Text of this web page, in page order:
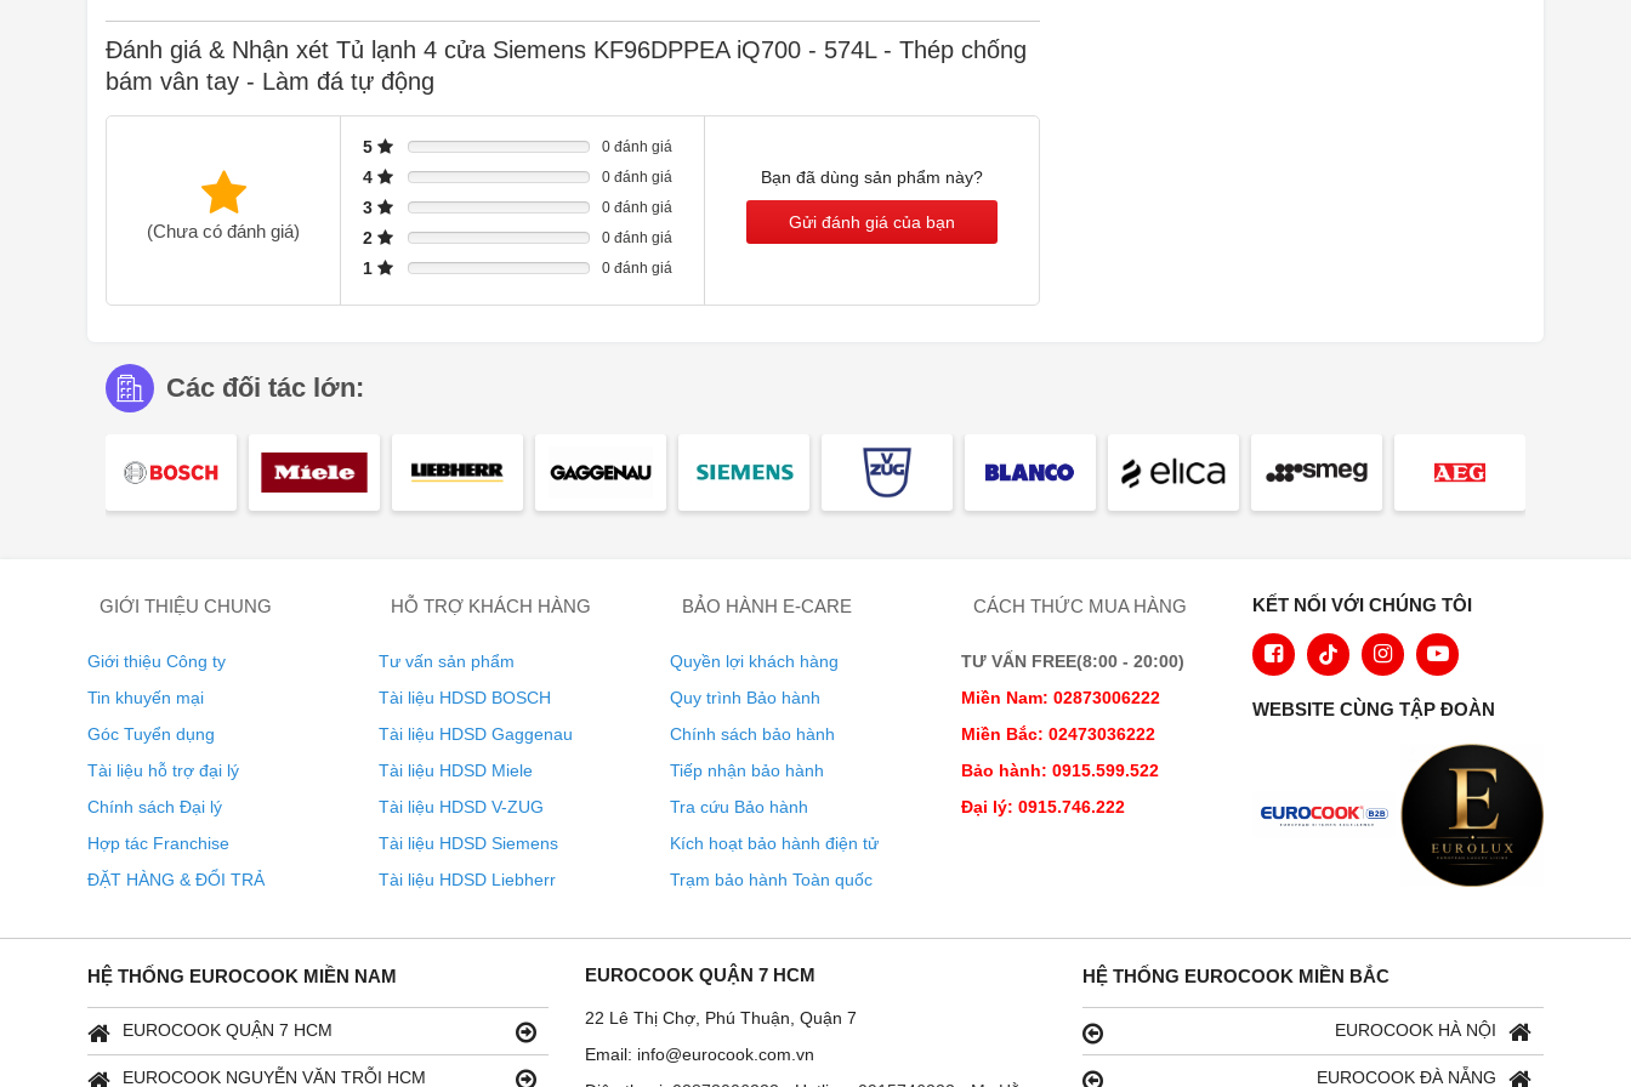
nào một cách dễ dàng.
Hệ thống HyperFresh <0 °C>
cung cấp khí lạnh riêng. Nó giữ cho trái cây và rau quả tươi lâu hơn và cung cấp đủ không gian để lưu trữ thực phẩm
Công nghệ NoFrost
Đánh giá & Nhận xét Tủ lạnh 4 cửa Siemens KF96DPPEA iQ700 - 574L - Thép chống
bám vân tay - Làm đá tự động
(Chưa có đánh giá)
5 0 đánh giá
4 0 đánh giá
3 0 đánh giá
2 0 đánh giá
1 0 đánh giá
Bạn đã dùng sản phẩm này?
Gửi đánh giá của bạn
Các đối tác lớn:
GIỚI THIỆU CHUNG
Giới thiệu Công ty
Tin khuyến mại
Góc Tuyển dụng
Tài liệu hỗ trợ đại lý
Chính sách Đại lý
Hợp tác Franchise
ĐẶT HÀNG & ĐỔI TRẢ
HỖ TRỢ KHÁCH HÀNG
Tư vấn sản phẩm
Tài liệu HDSD BOSCH
Tài liệu HDSD Gaggenau
Tài liệu HDSD Miele
Tài liệu HDSD V-ZUG
Tài liệu HDSD Siemens
Tài liệu HDSD Liebherr
BẢO HÀNH E-CARE
Quyền lợi khách hàng
Quy trình Bảo hành
Chính sách bảo hành
Tiếp nhận bảo hành
Tra cứu Bảo hành
Kích hoạt bảo hành điện tử
Trạm bảo hành Toàn quốc
CÁCH THỨC MUA HÀNG
TƯ VẤN FREE(8:00 - 20:00)
Miền Nam: 02873006222
Miền Bắc: 02473036222
Bảo hành: 0915.599.522
Đại lý: 0915.746.222
KẾT NỐI VỚI CHÚNG TÔI
WEBSITE CÙNG TẬP ĐOÀN
HỆ THỐNG EUROCOOK MIỀN NAM
EUROCOOK QUẬN 7 HCM
EUROCOOK NGUYỄN VĂN TRỖI HCM
EUROCOOK QUẬN 7 HCM
22 Lê Thị Chợ, Phú Thuận, Quận 7
Email: info@eurocook.com.vn
HỆ THỐNG EUROCOOK MIỀN BẮC
EUROCOOK HÀ NỘI
EUROCOOK ĐÀ NẴNG